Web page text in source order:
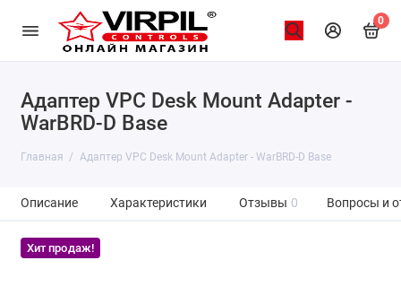
0
Адаптер VPC Desk Mount Adapter -
WarBRD-D Base
Главная Адаптер VPC Desk Mount Adapter - WarBRD-D Base
Описание Характеристики Отзывы 0 Вопросы и
Хит продаж!